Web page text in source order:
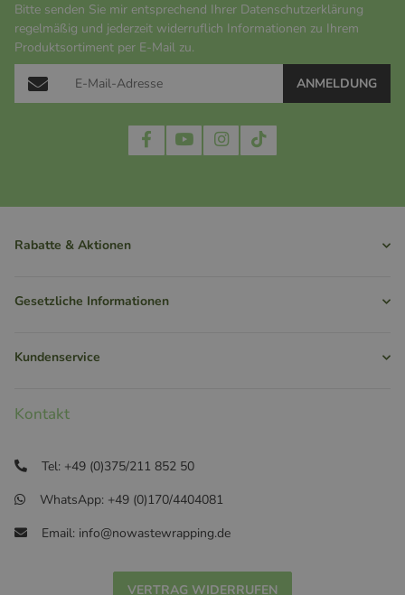
Bitte senden Sie mir entsprechend Ihrer Datenschutzerklärung
regelmäßig und jederzeit widerruflich Informationen zu Ihrem
Produktsortiment per E-Mail zu.
ANMELDUNG
Rabatte & Aktionen
Gesetzliche Informationen
Kundenservice
Kontakt
Tel: +49 (0)375/211 852 50
WhatsApp: +49 (0)170/4404081
Email: info@nowastewrapping.de
VERTRAG WIDERRUFEN